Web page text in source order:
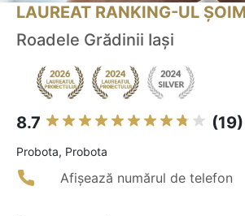
LAUREAT RANKING-UL
Roadele Grădinii Iași
8.7 (19)
Probota, Probota
Afișează numărul de telefon